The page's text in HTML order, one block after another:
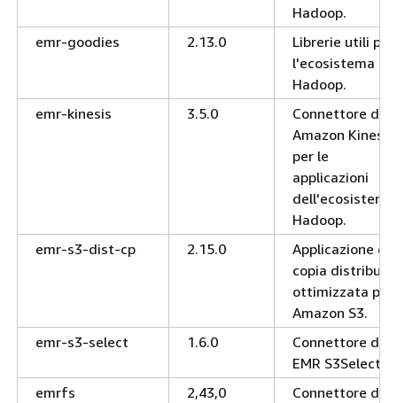
Hadoop.
emr-goodies
2.13.0
Librerie utili per
l'ecosistema
Hadoop.
emr-kinesis
3.5.0
Connettore di
Amazon Kinesis
per le
applicazioni
dell'ecosistema
Hadoop.
emr-s3-dist-cp
2.15.0
Applicazione di
copia
ottimizzata per
Amazon S3.
emr-s3-select
1.6.0
Connettore di
EMR S3Select
emrfs
2,43,0
Connettore di